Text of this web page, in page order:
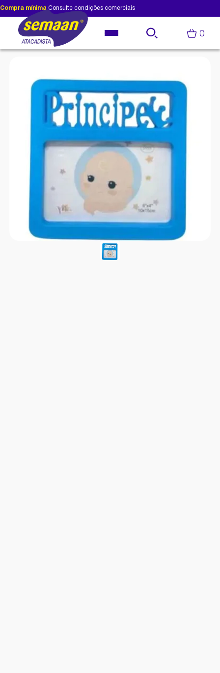
Compra mínima Consulte condições comerciais
0